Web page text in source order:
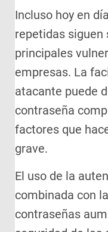
Incluso hoy en
repetidas siguen
principales
empresas. La
atacante puede
contraseña
factores que
grave.
El uso de la
combinada con
contraseñas